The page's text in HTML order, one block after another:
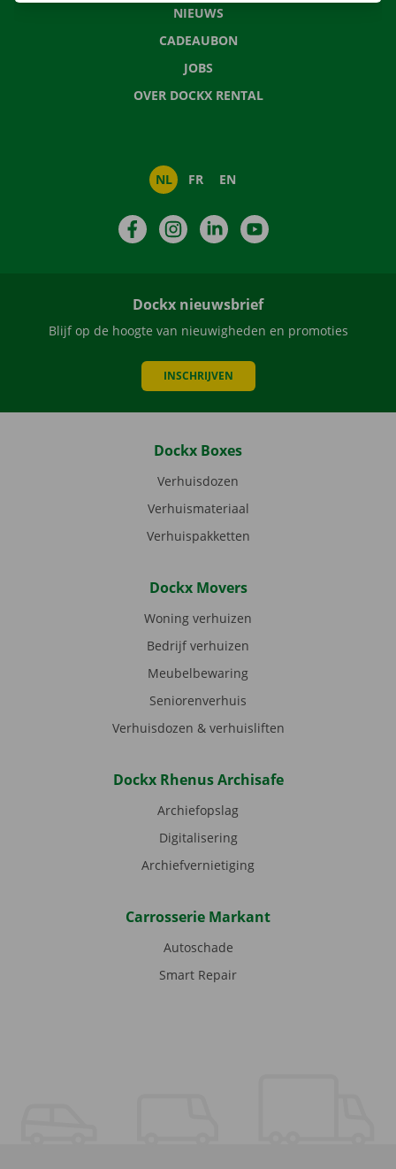
NIEUWS
CADEAUBON
JOBS
OVER DOCKX RENTAL
NL FR EN
FacebookInstagramLinkedIn
Dockx nieuwsbrief
Blijf op de hoogte van nieuwigheden en promoties
INSCHRIJVEN
Dockx Boxes
Verhuisdozen
Verhuismateriaal
Verhuispakketten
Dockx Movers
Woning verhuizen
Bedrijf verhuizen
Meubelbewaring
Seniorenverhuis
Verhuisdozen & verhuisliften
Dockx Rhenus Archisafe
Archiefopslag
Digitalisering
Archiefvernietiging
Carrosserie Markant
Autoschade
Smart Repair